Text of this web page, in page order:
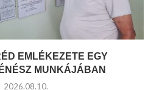
EMLÉKEZETE EGY
MUNKÁJÁBAN
2026.08.10.